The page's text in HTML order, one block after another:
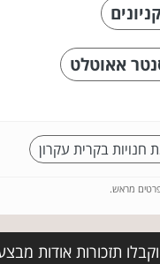
אאוטלט
חנויות בקרית עקרון
מראש.
תזכורות אודות